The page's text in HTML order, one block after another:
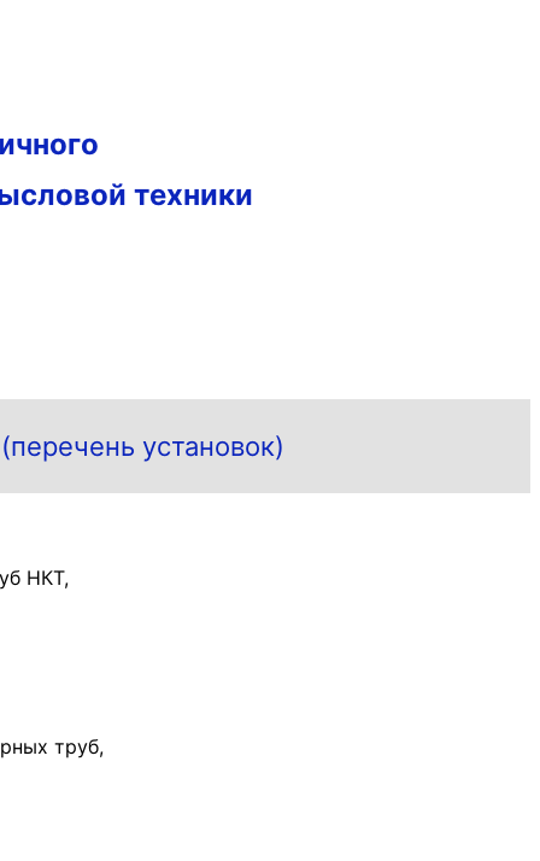
техники
установок)
НКТ,
труб,